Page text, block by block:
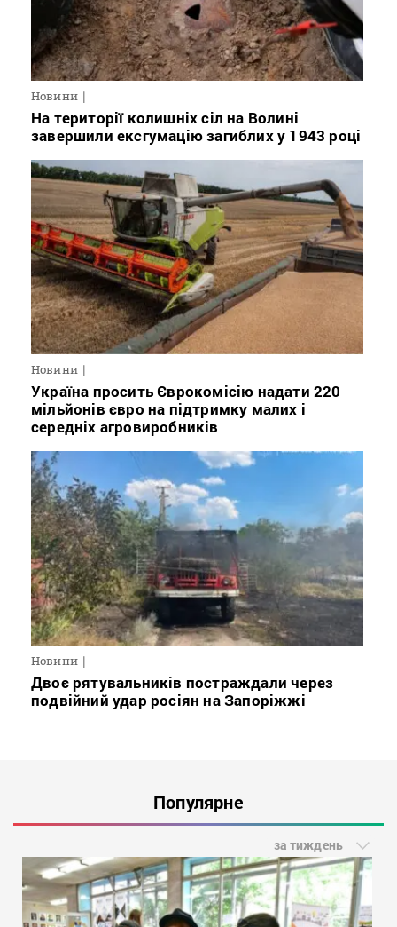
Новини
На території колишніх сіл на Волині
завершили ексгумацію загиблих у 1943 році
Новини
Україна просить Єврокомісію надати 220
мільйонів євро на підтримку малих і
середніх агровиробників
Новини
Двоє рятувальників постраждали через
подвійний удар росіян на Запоріжжі
Популярне
за тиждень